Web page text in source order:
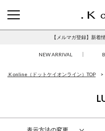
【メルマガ登録】新着
NEW ARRIVAL
.K online（ドットケイオンライン）TOP